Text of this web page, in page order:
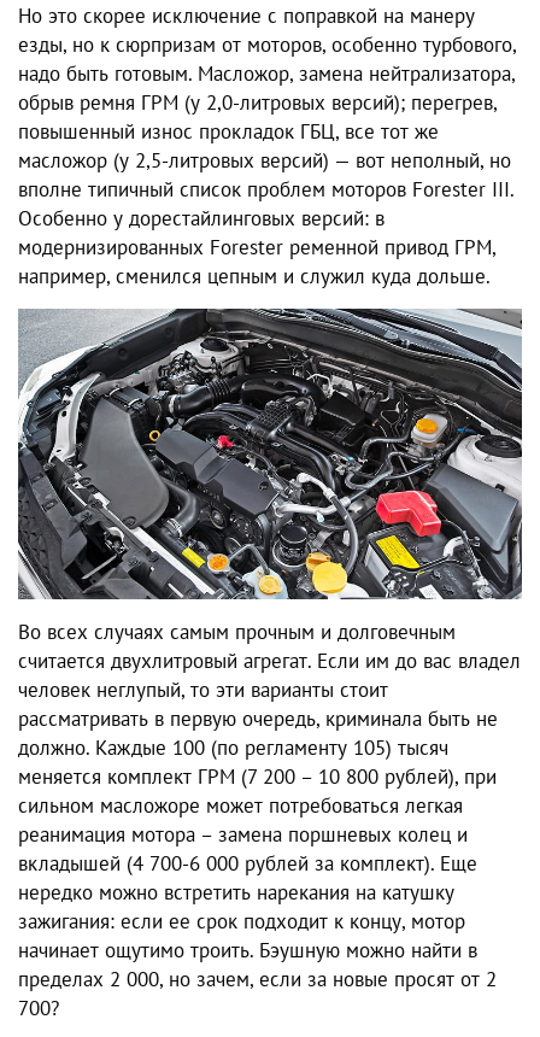
Но это скорее исключение с поправкой на манеру
езды, но к сюрпризам от моторов, особенно турбового,
надо быть готовым. Масложор, замена нейтрализатора,
обрыв ремня ГРМ (у 2,0-литровых версий); перегрев,
повышенный износ прокладок ГБЦ, все тот же
масложор (у 2,5-литровых версий) — вот неполный, но
вполне типичный список проблем моторов Forester III.
Особенно у дорестайлинговых версий: в
модернизированных Forester ременной привод ГРМ,
например, сменился цепным и служил куда дольше.
Во всех случаях самым прочным и долговечным
считается двухлитровый агрегат. Если им до вас владел
человек неглупый, то эти варианты стоит
рассматривать в первую очередь, криминала быть не
должно. Каждые 100 (по регламенту 105) тысяч
меняется комплект ГРМ (7 200 – 10 800 рублей), при
сильном масложоре может потребоваться легкая
реанимация мотора – замена поршневых колец и
вкладышей (4 700-6 000 рублей за комплект). Еще
нередко можно встретить нарекания на катушку
зажигания: если ее срок подходит к концу, мотор
начинает ощутимо троить. Бэушную можно найти в
пределах 2 000, но зачем, если за новые просят от 2
700?